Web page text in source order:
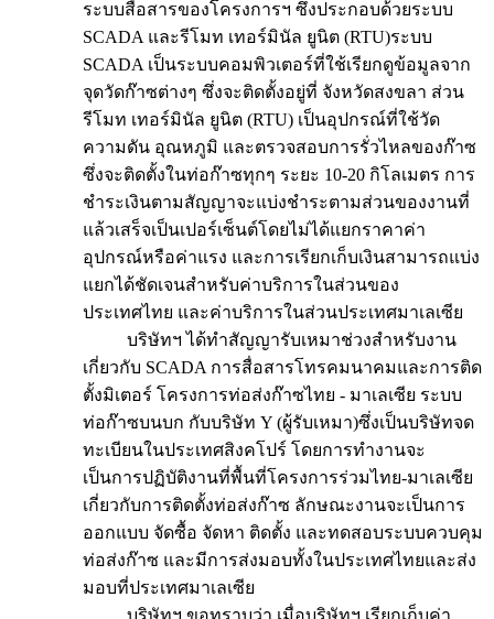
ระบบสื่อสารของโครงการฯ ซึ่งประกอบด้วยระบบ
SCADA และรีโมท เทอร์มินัล ยูนิต (RTU)ระบบ
SCADA เป็นระบบคอมพิวเตอร์ที่ใช้เรียกดูข้อมูลจาก
จุดวัดก๊าซต่างๆ ซึ่งจะติดตั้งอยู่ที่ จังหวัดสงขลา ส่วน
รีโมท เทอร์มินัล ยูนิต (RTU) เป็นอุปกรณ์ที่ใช้วัด
ความดัน อุณหภูมิ และตรวจสอบการรั่วไหลของก๊าซ
ซึ่งจะติดตั้งในท่อก๊าซทุกๆ ระยะ 10-20 กิโลเมตร การ
ชำระเงินตามสัญญาจะแบ่งชำระตามส่วนของงานที่
แล้วเสร็จเป็นเปอร์เซ็นต์โดยไม่ได้แยกราคาค่า
อุปกรณ์หรือค่าแรง และการเรียกเก็บเงินสามารถแบ่ง
แยกได้ชัดเจนสำหรับค่าบริการในส่วนของ
ประเทศไทย และค่าบริการในส่วนประเทศมาเลเซีย
บริษัทฯ ได้ทำสัญญารับเหมาช่วงสำหรับงาน
เกี่ยวกับ SCADA การสื่อสารโทรคมนาคมและการติด
ตั้งมิเตอร์ โครงการท่อส่งก๊าซไทย - มาเลเซีย ระบบ
ท่อก๊าซบนบก กับบริษัท Y (ผู้รับเหมา)ซึ่งเป็นบริษัทจด
ทะเบียนในประเทศสิงคโปร์ โดยการทำงานจะ
เป็นการปฏิบัติงานที่พื้นที่โครงการร่วมไทย-มาเลเซีย
เกี่ยวกับการติดตั้งท่อส่งก๊าซ ลักษณะงานจะเป็นการ
ออกแบบ จัดซื้อ จัดหา ติดตั้ง และทดสอบระบบควบคุม
ท่อส่งก๊าซ และมีการส่งมอบทั้งในประเทศไทยและส่ง
มอบที่ประเทศมาเลเซีย
บริษัทฯ ขอทราบว่า เมื่อบริษัทฯ เรียกเก็บค่า